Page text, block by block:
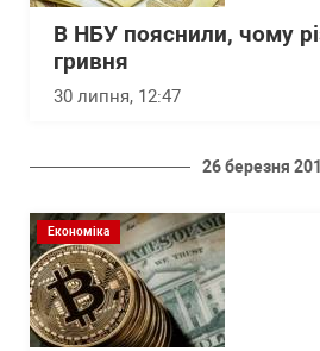
В НБУ пояснили, чому
гривня
30 липня, 12:47
26 березня
Економіка